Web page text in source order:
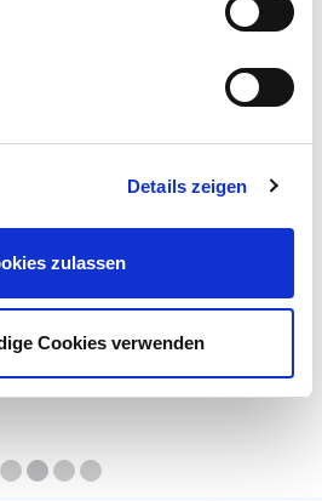
Details zeigen
zulassen
Cookies verwenden